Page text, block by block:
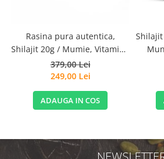
Rasina pura autentica,
Shilajit 20g / Mumie, Vitamine
si Micronutrienti - Vitadote
379,00 Lei
249,00 Lei
ADAUGA IN COS
Shilajit